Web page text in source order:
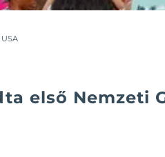
USA
első Nemzeti